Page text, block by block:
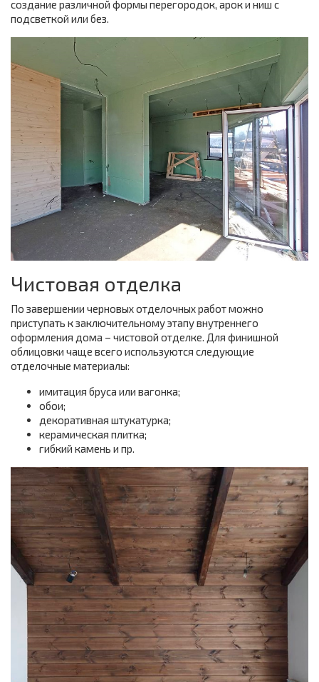
создание различной формы перегородок, арок и ниш с
подсветкой или без.
Чистовая отделка
По завершении черновых отделочных работ можно
приступать к заключительному этапу внутреннего
оформления дома – чистовой отделке. Для финишной
облицовки чаще всего используются следующие
отделочные материалы:
имитация бруса или вагонка;
обои;
декоративная штукатурка;
керамическая плитка;
гибкий камень и пр.